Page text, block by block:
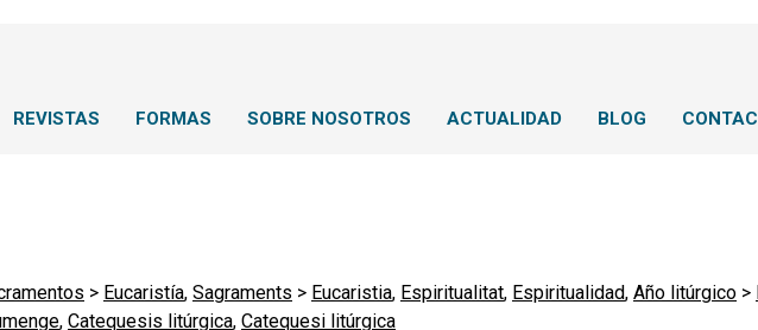
REVISTAS FORMAS SOBRE NOSOTROS ACTUALIDAD BLOG
> Eucaristía, Sagraments > Eucaristia, Espiritualitat, Espiritualidad, Año litúrgico >
, Catequesis litúrgica, Catequesi litúrgica